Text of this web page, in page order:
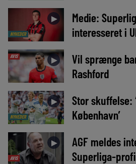
NYHEDER
►
Medie:
interesseret i
AVIS ►
Vil sprænge
Rashford
NYHEDER
►
Stor skuffelse:
København’
AVIS
►
AGF meldes
Superliga-